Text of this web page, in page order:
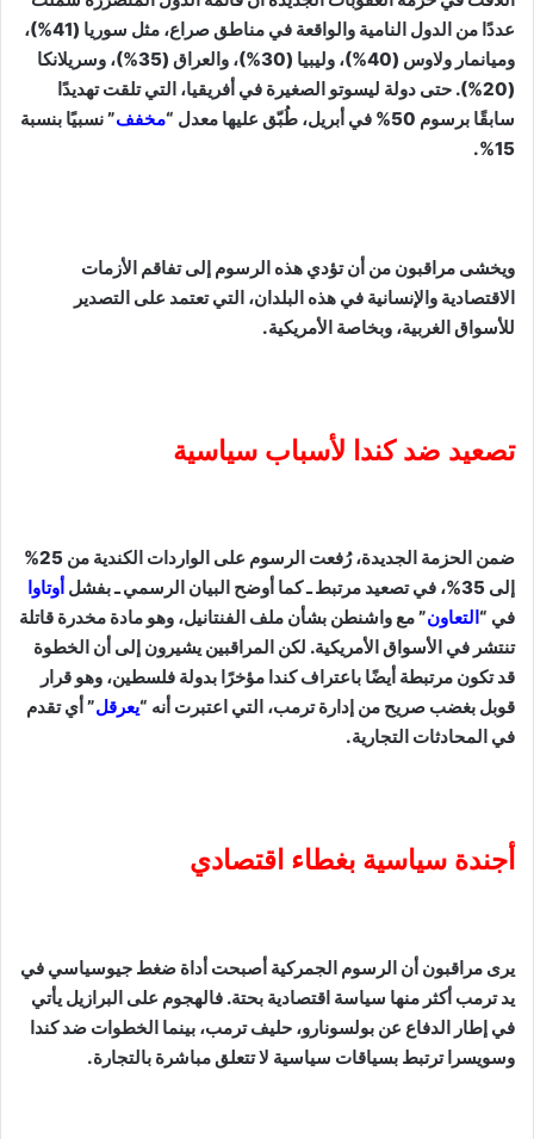
عددًا من الدول النامية والواقعة في مناطق صراع، مثل سوريا (41%)،
وميانمار ولاوس (40%)، وليبيا (30%)، والعراق (35%)، وسريلانكا
(20%). حتى دولة ليسوتو الصغيرة في أفريقيا، التي تلقت تهديدًا
سابقًا برسوم 50% في أبريل، طُبّق عليها معدل “
مخفف” نسبيًا بنسبة
15%.
ويخشى مراقبون من أن تؤدي هذه الرسوم إلى تفاقم الأزمات
الاقتصادية والإنسانية في هذه البلدان، التي تعتمد على التصدير
للأسواق الغربية، وبخاصة الأمريكية.
تصعيد ضد كندا لأسباب سياسية
ضمن الحزمة الجديدة، رُفعت الرسوم على الواردات الكندية من 25%
إلى 35%، في تصعيد مرتبط ـ كما أوضح البيان الرسمي ـ بفشل
أوتاوا
في “ التعاون” مع واشنطن بشأن ملف الفنتانيل، وهو مادة مخدرة قاتلة
تنتشر في الأسواق الأمريكية. لكن المراقبين يشيرون إلى أن الخطوة
قد تكون مرتبطة أيضًا باعتراف كندا مؤخرًا بدولة فلسطين، وهو قرار
قوبل بغضب صريح من إدارة ترمب، التي اعتبرت أنه “يعرقل” أي تقدم
في المحادثات التجارية.
أجندة سياسية بغطاء اقتصادي
يرى مراقبون أن الرسوم الجمركية أصبحت أداة ضغط جيوسياسي في
يد ترمب أكثر منها سياسة اقتصادية بحتة. فالهجوم على البرازيل يأتي
في إطار الدفاع عن بولسونارو، حليف ترمب، بينما الخطوات ضد كندا
وسويسرا ترتبط بسياقات سياسية لا تتعلق مباشرة بالتجارة.